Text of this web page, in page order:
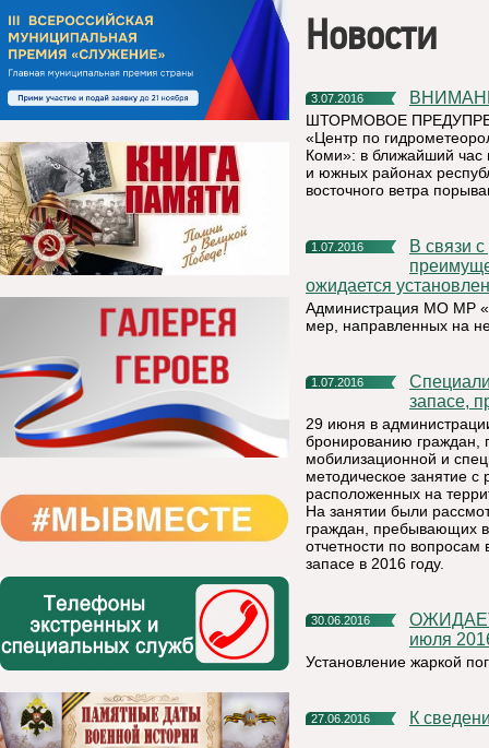
Новости
3.07.2016
ШТОРМОВОЕ
«Центр по
Коми»: в ближайший час
и южных районах
восточного ветра
1.07.2016
В связи с установлением на территории республики жаркой,
ожидается
Администрация МО МР
мер, направленных на
1.07.2016
Специалисты по бронированию граждан, пребывающих в
запасе,
29 июня в
бронированию граждан,
мобилизационной и
методическое занятие с
расположенных на
На занятии были
граждан, пребывающих
отчетности по
запасе в 2016 году.
30.06.2016
ОЖИДАЕТСЯ УСТАНОВЛЕНИЕ ЖАРКОЙ ПОГОДЫ с 1 по 6
июля
Установление жаркой
27.06.2016 К